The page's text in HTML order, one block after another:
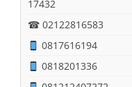
17432
☎ 02122816583
0817616194
0818201336